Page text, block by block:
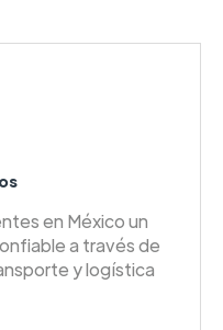
en México un
a través de
y logística